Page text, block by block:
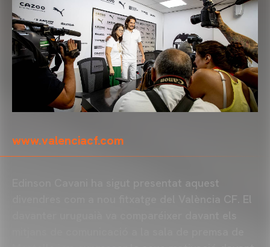
www.valenciacf.com
Edinson Cavani ha sigut presentat aquest
divendres com a nou fitxatge del València CF. El